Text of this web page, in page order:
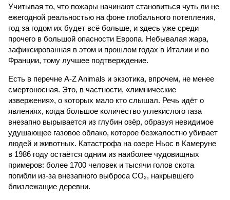
Учитывая то, что пожары начинают становиться чуть ли не
ежегодной реальностью на фоне глобального потепления,
год за годом их будет всё больше, и здесь уже среди
прочего в большой опасности Европа. Небывалая жара,
зафиксированная в этом и прошлом годах в Италии и во
Франции, тому лучшее подтверждение.
Есть в перечне A-Z Animals и экзотика, впрочем, не менее
смертоносная. Это, в частности, «лимнические
извержения», о которых мало кто слышал. Речь идёт о
явлениях, когда большое количество углекислого газа
внезапно вырывается из глубин озёр, образуя невидимое
удушающее газовое облако, которое безжалостно убивает
людей и животных. Катастрофа на озере Ньос в Камеруне
в 1986 году остаётся одним из наиболее чудовищных
примеров: более 1700 человек и тысячи голов скота
погибли из-за внезапного выброса CO₂, накрывшего
близлежащие деревни.